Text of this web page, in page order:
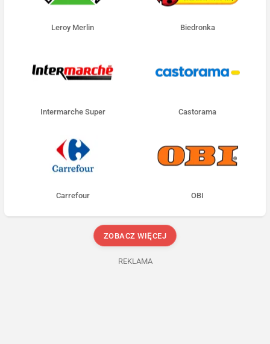
Leroy Merlin Biedronka
Intermarche Super Castorama
Carrefour OBI
ZOBACZ WIĘCEJ
REKLAMA